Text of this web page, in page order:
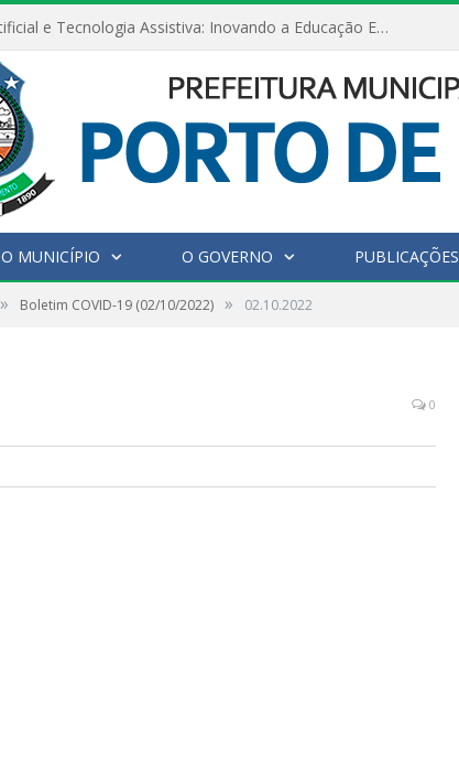
Inteligência Artificial e Tecnologia Assistiva: Inovando a Educação Especial e Inclusiva
O MUNICÍPIO O GOVERNO PUBLICAÇÕES
» Boletim COVID-19 (02/10/2022) » 02.10.2022
0